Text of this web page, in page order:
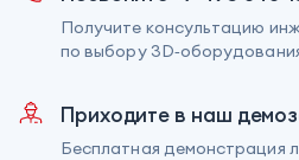
Получите консультацию
по выбору
Приходите в наш
Бесплатная демонстрация